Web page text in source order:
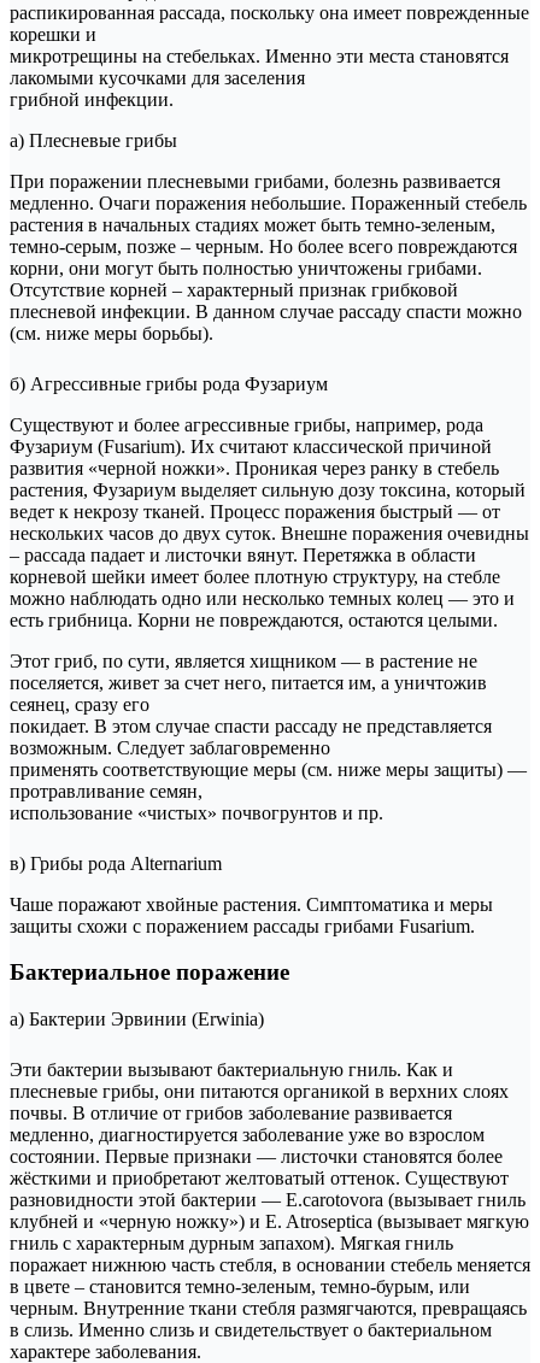
распикированная рассада, поскольку она имеет поврежденные
корешки и
микротрещины на стебельках. Именно эти места становятся
лакомыми кусочками для заселения
грибной инфекции.
а) Плесневые грибы
При поражении плесневыми грибами, болезнь развивается
медленно. Очаги поражения небольшие. Пораженный стебель
растения в начальных стадиях может быть темно-зеленым,
темно-серым, позже – черным. Но более всего повреждаются
корни, они могут быть полностью уничтожены грибами.
Отсутствие корней – характерный признак грибковой
плесневой инфекции. В данном случае рассаду спасти можно
(см. ниже меры борьбы).
б) Агрессивные грибы рода Фузариум
Существуют и более агрессивные грибы, например, рода
Фузариум (Fusarium). Их считают классической причиной
развития «черной ножки». Проникая через ранку в стебель
растения, Фузариум выделяет сильную дозу токсина, который
ведет к некрозу тканей. Процесс поражения быстрый — от
нескольких часов до двух суток. Внешне поражения очевидны
– рассада падает и листочки вянут. Перетяжка в области
корневой шейки имеет более плотную структуру, на стебле
можно наблюдать одно или несколько темных колец — это и
есть грибница. Корни не повреждаются, остаются целыми.
Этот гриб, по сути, является хищником — в растение не
поселяется, живет за счет него, питается им, а уничтожив
сеянец, сразу его
покидает. В этом случае спасти рассаду не представляется
возможным. Следует заблаговременно
применять соответствующие меры (см. ниже меры защиты) —
протравливание семян,
использование «чистых» почвогрунтов и пр.
в) Грибы рода Alternarium
Чаше поражают хвойные растения. Симптоматика и меры
защиты схожи с поражением рассады грибами Fusarium.
Бактериальное поражение
а) Бактерии Эрвинии (Erwinia)
Эти бактерии вызывают бактериальную гниль. Как и
плесневые грибы, они питаются органикой в верхних слоях
почвы. В отличие от грибов заболевание развивается
медленно, диагностируется заболевание уже во взрослом
состоянии. Первые признаки — листочки становятся более
жёсткими и приобретают желтоватый оттенок. Существуют
разновидности этой бактерии — E.carotovora (вызывает гниль
клубней и «черную ножку») и E. Atroseptica (вызывает мягкую
гниль с характерным дурным запахом). Мягкая гниль
поражает нижнюю часть стебля, в основании стебель меняется
в цвете – становится темно-зеленым, темно-бурым, или
черным. Внутренние ткани стебля размягчаются, превращаясь
в слизь. Именно слизь и свидетельствует о бактериальном
характере заболевания.